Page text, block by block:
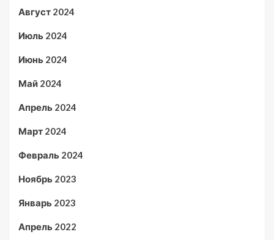
Август 2024
Июль 2024
Июнь 2024
Май 2024
Апрель 2024
Март 2024
Февраль 2024
Ноябрь 2023
Январь 2023
Апрель 2022